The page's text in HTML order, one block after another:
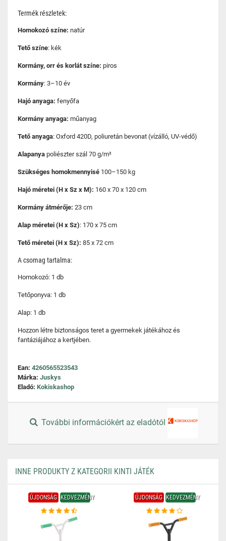
Termék részletek:
Homokozó színe: natúr
Tető színe: kék
Kormány, orr és korlát színe: piros
Kormány: 3–10 év
Hajó anyaga: fenyőfa
Kormány anyaga: műanyag
Tető anyaga: Oxford 420D, poliuretán bevonat (vízálló, UV-védő)
Alapanya poliészter szál 70 g/m²
Szükséges homokmennyisé 100–150 kg
Hajó méretei (H x Sz x M): 160 x 70 x 120 cm
Kormány átmérője: 23 cm
Alap méretei (H x Sz): 170 x 75 cm
Tető méretei (H x Sz): 85 x 72 cm
A csomag tartalma:
Homokozó: 1 db
Tetőponyva: 1 db
Alap: 1 db
Hozzon létre biztonságos teret a gyermekek játékához és
fantáziájához a kertjében.
Ean: 4260565523543
Márka: Juskys
Eladó: Kokiskashop
További információkért az eladótól
INNE PRODUKTY Z KATEGORII KINTI JÁTÉK
ÚJDONSÁG KEDVEZMÉNY ÚJDONSÁG KEDVEZMÉNY